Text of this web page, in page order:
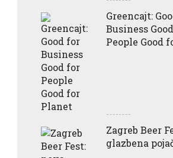
Greencajt:
Business
People Good
Zagreb Beer
glazbena